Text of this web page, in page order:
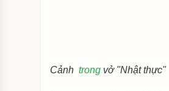
Cảnh trong vở "Nhật thực"